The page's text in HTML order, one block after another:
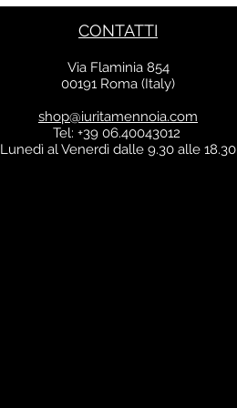
CONTATTI
Via Flaminia 854
00191 Roma (Italy)
shop@iuritamennoia.com
Tel: +39 06.40043012
Lunedì al Venerdì dalle 9.30 alle 18.30